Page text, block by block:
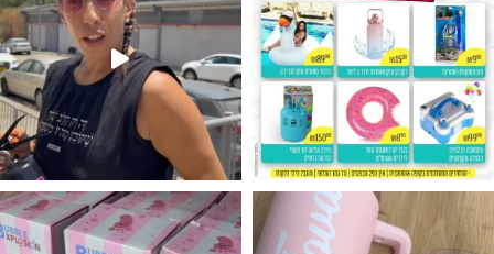
מטף לגילוי מין העובר חזר למלא